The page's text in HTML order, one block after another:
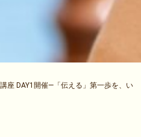
座 DAY1開催—「伝える」第一歩を、い